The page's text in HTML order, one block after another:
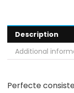
Description
Additional
Perfecte